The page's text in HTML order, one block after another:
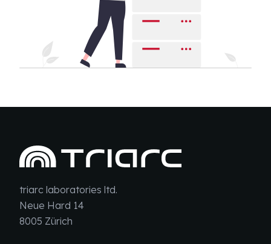
triarc laboratories ltd.
Neue Hard 14
8005 Zürich